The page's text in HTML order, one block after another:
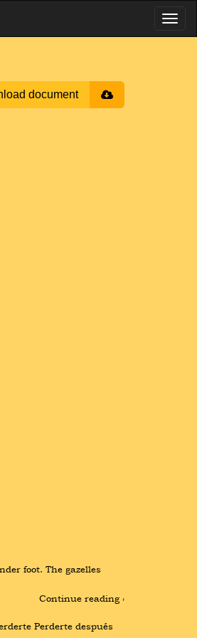
document
foot. The gazelles
Continue reading ›
Perderte después